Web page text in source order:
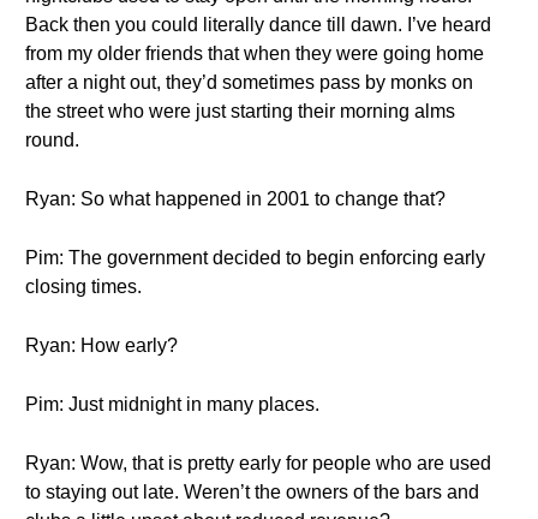
Back then you could literally dance till dawn. I’ve heard
from my older friends that when they were going home
after a night out, they’d sometimes pass by monks on
the street who were just starting their morning alms
round.
Ryan: So what happened in 2001 to change that?
Pim: The government decided to begin enforcing early
closing times.
Ryan: How early?
Pim: Just midnight in many places.
Ryan: Wow, that is pretty early for people who are used
to staying out late. Weren’t the owners of the bars and